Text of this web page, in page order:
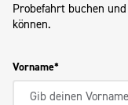
Probefahrt buchen
können.
Vorname